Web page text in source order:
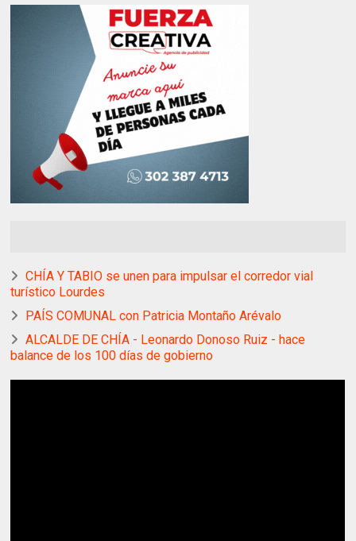
CHÍA Y TABIO se unen para impulsar el corredor vial
turístico Lourdes
PAÍS COMUNAL con Patricia Montaño Arévalo
ALCALDE DE CHÍA - Leonardo Donoso Ruiz - hace
balance de los 100 días de gobierno